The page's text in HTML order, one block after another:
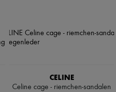
CELINE
Celine cage - riemchen-sandalen